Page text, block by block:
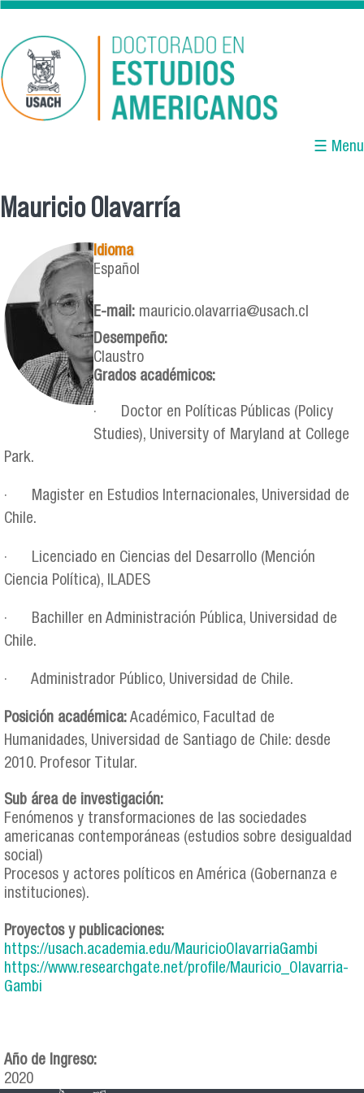
Pasar al contenido principal
☰ Menu
Mauricio Olavarría
Idioma
Español
E-mail: mauricio.olavarria@usach.cl
Desempeño:
Claustro
Grados académicos:
· Doctor en Políticas Públicas (Policy
Studies), University of Maryland at College
Park.
· Magister en Estudios Internacionales, Universidad de
Chile.
· Licenciado en Ciencias del Desarrollo (Mención
Ciencia Política), ILADES
· Bachiller en Administración Pública, Universidad de
Chile.
· Administrador Público, Universidad de Chile.
Posición académica: Académico, Facultad de
Humanidades, Universidad de Santiago de Chile: desde
2010. Profesor Titular.
Sub área de investigación:
Fenómenos y transformaciones de las sociedades
americanas contemporáneas (estudios sobre desigualdad
social)
Procesos y actores políticos en América (Gobernanza e
instituciones).
Proyectos y publicaciones:
https://usach.academia.edu/MauricioOlavarriaGambi
https://www.researchgate.net/profile/Mauricio_Olavarria-
Gambi
Año de Ingreso:
2020